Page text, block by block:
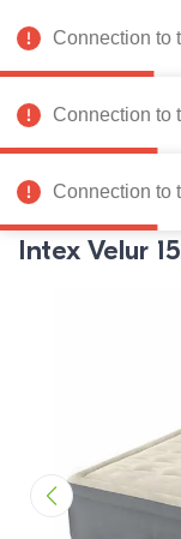
Catalog de
Pagina principală
Intex Velur
Connection to
Connection to
Connection to